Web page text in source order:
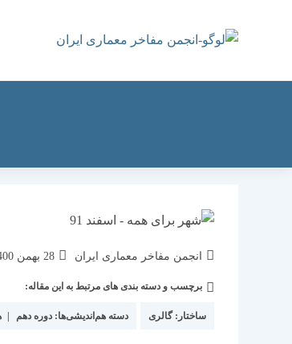
نویسندهٔ
انجمن مفاخر معماری ایران
نوشته
شده
28 بهمن 1400
دسته‌برچسب و دسته بندی های مرتبط به این مقاله:
ساختار:گالری دسته هم‌اندیشی‌ها:دوره دهم